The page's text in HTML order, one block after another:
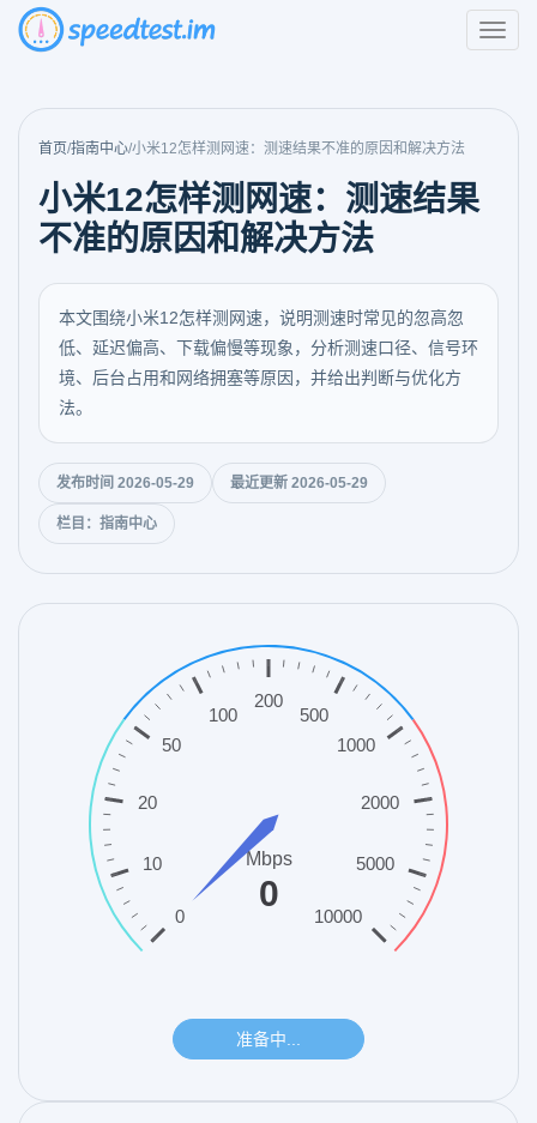
首页/指南中心/小米12怎样测网速：测速结果不准的原因和解决方法
小米12怎样测网速：测速结果
不准的原因和解决方法
本文围绕小米12怎样测网速，说明测速时常见的忽高忽
低、延迟偏高、下载偏慢等现象，分析测速口径、信号环
境、后台占用和网络拥塞等原因，并给出判断与优化方
法。
发布时间 2026-05-29 最近更新 2026-05-29
栏目：指南中心